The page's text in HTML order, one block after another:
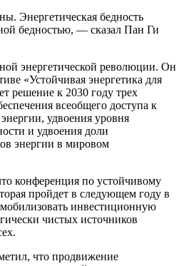
Энергетическая бедность
бедностью, — сказал Пан Ги
энергетической революции. Он
«Устойчивая энергетика для
решение к 2030 году трех
всеобщего доступа к
удвоения уровня
и удвоения доли
энергии в мировом
конференция по устойчивому
пройдет в следующем году в
инвестиционную
чистых источников
что продвижение